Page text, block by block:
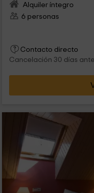
Alquiler íntegro
6 personas
Contacto directo
Cancelación 30 días